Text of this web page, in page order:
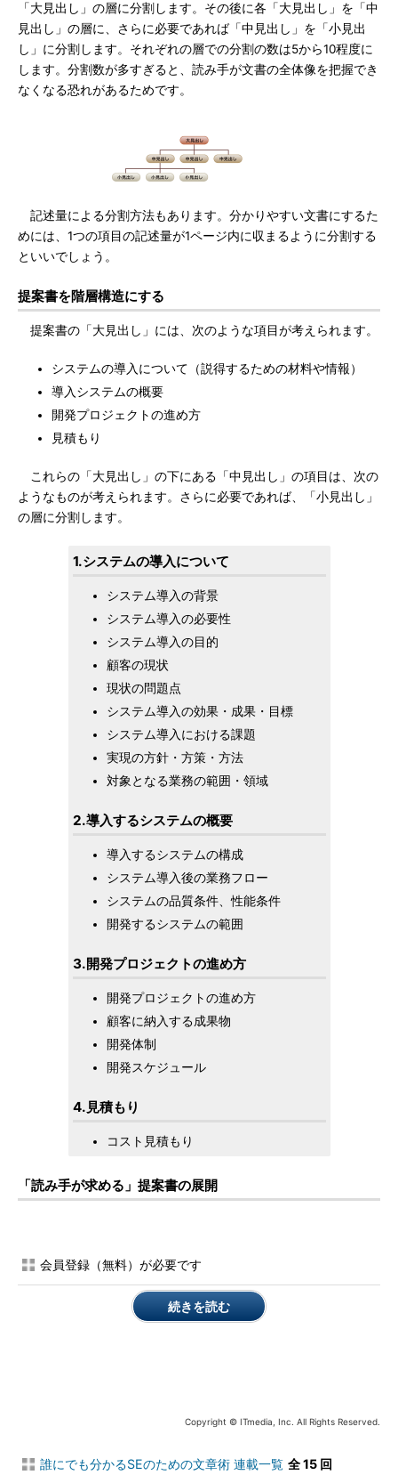
「大見出し」の層に分割します。その後に各「大見出し」を「中
見出し」の層に、さらに必要であれば「中見出し」を「小見出
し」に分割します。それぞれの層での分割の数は5から10程度に
します。分割数が多すぎると、読み手が文書の全体像を把握でき
なくなる恐れがあるためです。
記述量による分割方法もあります。分かりやすい文書にするた
めには、1つの項目の記述量が1ページ内に収まるように分割する
といいでしょう。
提案書を階層構造にする
提案書の「大見出し」には、次のような項目が考えられます。
システムの導入について（説得するための材料や情報）
導入システムの概要
開発プロジェクトの進め方
見積もり
これらの「大見出し」の下にある「中見出し」の項目は、次の
ようなものが考えられます。さらに必要であれば、「小見出し」
の層に分割します。
1.システムの導入について
システム導入の背景
システム導入の必要性
システム導入の目的
顧客の現状
現状の問題点
システム導入の効果・成果・目標
システム導入における課題
実現の方針・方策・方法
対象となる業務の範囲・領域
2.導入するシステムの概要
導入するシステムの構成
システム導入後の業務フロー
システムの品質条件、性能条件
開発するシステムの範囲
3.開発プロジェクトの進め方
開発プロジェクトの進め方
顧客に納入する成果物
開発体制
開発スケジュール
4.見積もり
コスト見積もり
「読み手が求める」提案書の展開
会員登録（無料）が必要です
続きを読む
Copyright © ITmedia, Inc. All Rights Reserved.
誰にでも分かるSEのための文章術 連載一覧 全 15 回